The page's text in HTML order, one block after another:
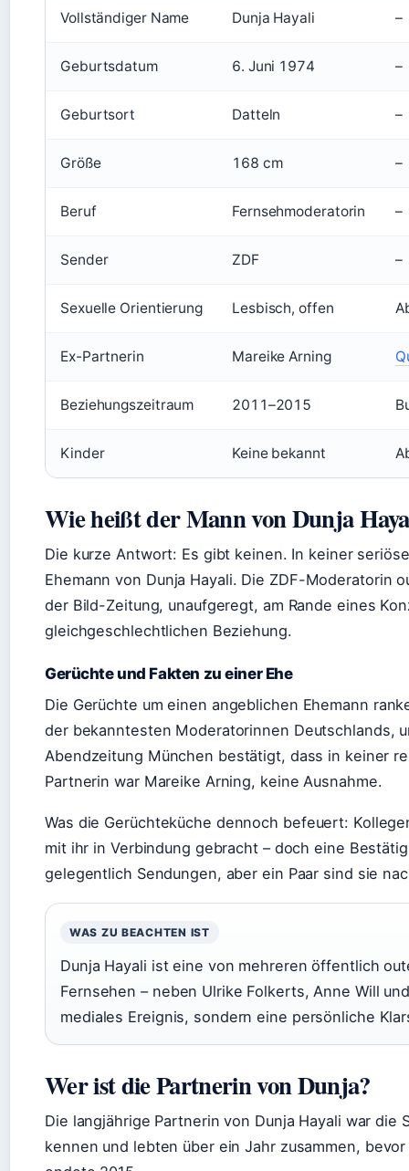
Vollständiger Name Dunja Hayali –
Geburtsdatum 6. Juni 1974 –
Geburtsort Datteln –
Größe 168 cm –
Beruf Fernsehmoderatorin –
Sender ZDF –
Sexuelle Orientierung Lesbisch, offen
Ex-Partnerin Mareike Arning
Beziehungszeitraum 2011–2015
Kinder Keine bekannt
Wie heißt der Mann von Dunja
Die kurze Antwort: Es gibt keinen. In keiner
Ehemann von Dunja Hayali. Die ZDF-Moderatorin
der Bild-Zeitung, unaufgeregt, am Rande eines
gleichgeschlechtlichen Beziehung.
Gerüchte und Fakten zu einer Ehe
Die Gerüchte um einen angeblichen Ehemann
der bekanntesten Moderatorinnen Deutschlands,
Abendzeitung München bestätigt, dass in keiner
Partnerin war Mareike Arning, keine Ausnahme.
Was die Gerüchteküche dennoch befeuert:
mit ihr in Verbindung gebracht – doch eine
gelegentlich Sendungen, aber ein Paar sind sie
WAS ZU BEACHTEN IST
Dunja Hayali ist eine von mehreren öffentlich
Fernsehen – neben Ulrike Folkerts, Anne Will
mediales Ereignis, sondern eine persönliche
Wer ist die Partnerin von Dunja?
Die langjährige Partnerin von Dunja Hayali war
kennen und lebten über ein Jahr zusammen,